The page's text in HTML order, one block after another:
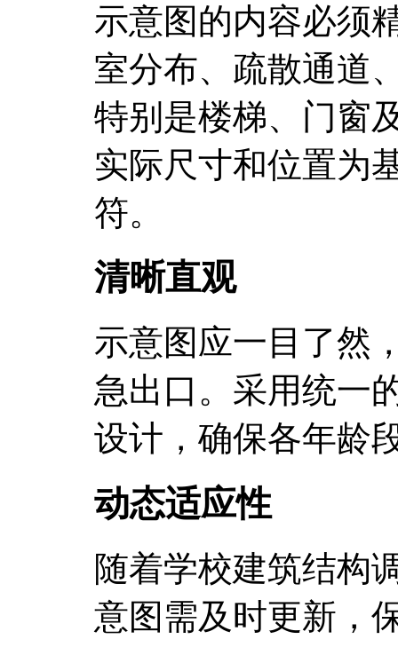
示意图的内容必须
室分布、疏散通道
特别是楼梯、门窗
实际尺寸和位置为
符。
清晰直观
示意图应一目了然
急出口。采用统一
设计，确保各年龄
动态适应性
随着学校建筑结构
意图需及时更新，